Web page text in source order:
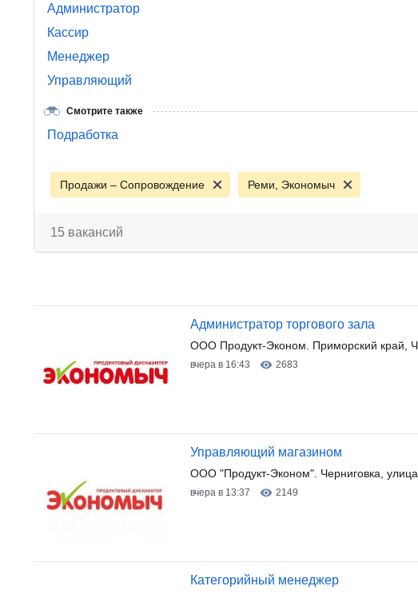
Администратор
Кассир
Менеджер
Управляющий
Смотрите также
Подработка
Продажи – Сопровождение Реми, Экономыч
15 вакансий
Администратор торгового зала
ООО Продукт-Эконом. Приморский край,
вчера в 16:43 2683
Управляющий магазином
ООО "Продукт-Эконом". Черниговка,
вчера в 13:37 2149
Категорийный менеджер